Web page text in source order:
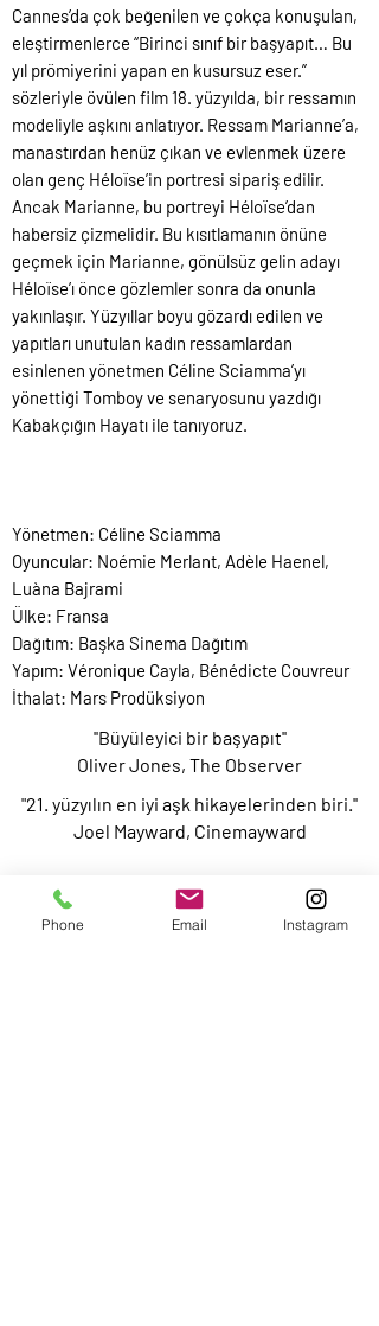
Cannes’da çok beğenilen ve çokça konuşulan,
eleştirmenlerce “Birinci sınıf bir başyapıt… Bu
yıl prömiyerini yapan en kusursuz eser.”
sözleriyle övülen film 18. yüzyılda, bir ressamın
modeliyle aşkını anlatıyor. Ressam Marianne’a,
manastırdan henüz çıkan ve evlenmek üzere
olan genç Héloïse’in portresi sipariş edilir.
Ancak Marianne, bu portreyi Héloïse’dan
habersiz çizmelidir. Bu kısıtlamanın önüne
geçmek için Marianne, gönülsüz gelin adayı
Héloïse’ı önce gözlemler sonra da onunla
yakınlaşır. Yüzyıllar boyu gözardı edilen ve
yapıtları unutulan kadın ressamlardan
esinlenen yönetmen Céline Sciamma’yı
yönettiği Tomboy ve senaryosunu yazdığı
Kabakçığın Hayatı ile tanıyoruz.
Yönetmen: Céline Sciamma
Oyuncular: Noémie Merlant, Adèle Haenel,
Luàna Bajrami
Ülke: Fransa
Dağıtım: Başka Sinema Dağıtım
Yapım: Véronique Cayla, Bénédicte Couvreur
İthalat: Mars Prodüksiyon
''Büyüleyici bir başyapıt''
Oliver Jones, The Observer
"21. yüzyılın en iyi aşk hikayelerinden biri.''
Joel Mayward, Cinemayward
Phone Email Instagram